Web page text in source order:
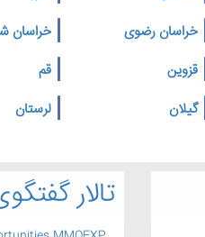
خراسان رضوی خراسان
قزوین قم
گیلان لرستان
تالار